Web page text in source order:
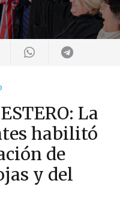
La
habilitó
de
y del